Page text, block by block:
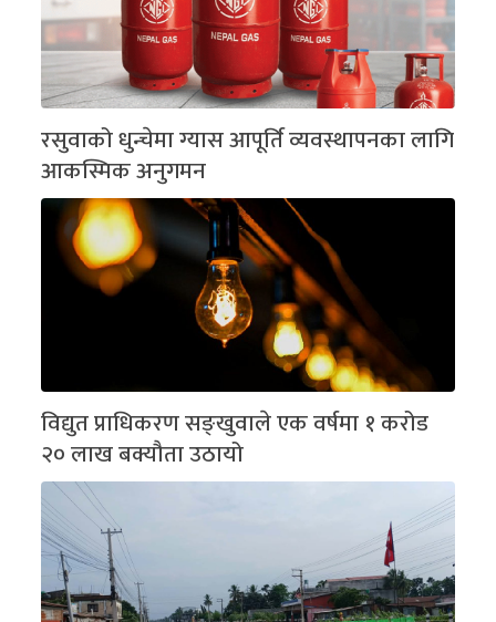
रसुवाको धुन्चेमा ग्यास आपूर्ति व्यवस्थापनका लागि
आकस्मिक अनुगमन
विद्युत प्राधिकरण सङ्खुवाले एक वर्षमा १ करोड
२० लाख बक्यौता उठायो